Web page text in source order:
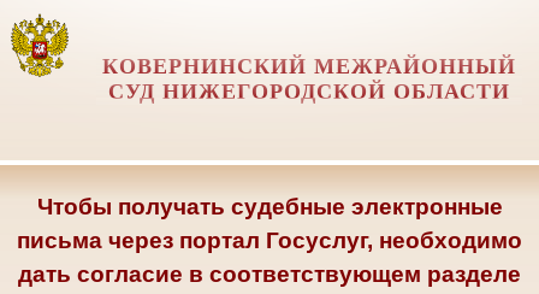
КОВЕРНИНСКИЙ МЕЖРАЙОННЫЙ
СУД НИЖЕГОРОДСКОЙ ОБЛАСТИ
Чтобы получать судебные электронные
письма через портал Госуслуг, необходимо
дать согласие в соответствующем разделе